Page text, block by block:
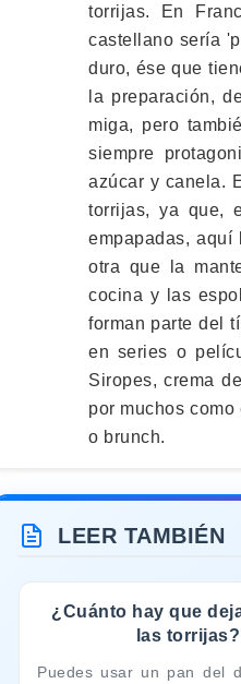
torrijas. En
castellano sería
duro, ése que
la preparación,
miga, pero
siempre
azúcar y canela.
torrijas, ya que,
empapadas,
otra que la
cocina y las
forman parte del
en series o
Siropes, crema
por muchos
o brunch.
LEER TAMBIÉN
¿Cuánto hay que
las torrijas?
Puedes usar un pan del